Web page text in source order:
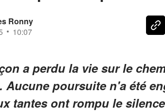
Ronny
10:07
a perdu la vie sur le
poursuite n'a été
tantes ont rompu le